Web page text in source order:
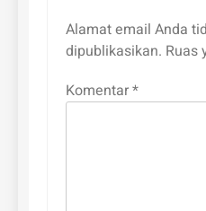
Alamat email Anda
dipublikasikan. Ruas
Komentar*